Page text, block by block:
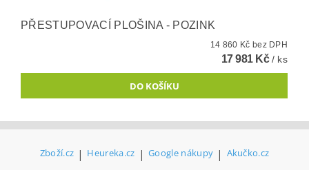
PŘESTUPOVACÍ PLOŠINA - POZINK
14 860 Kč bez DPH
17 981 Kč/ ks
Zboží.cz | Heureka.cz | Google nákupy | Akučko.cz